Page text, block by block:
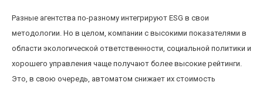
Разные агентства по-разному интегрируют ESG в свои
методологии. Но в целом, компании с высокими показателями в
области экологической ответственности, социальной политики и
хорошего управления чаще получают более высокие рейтинги.
Это, в свою очередь, автоматом снижает их стоимость